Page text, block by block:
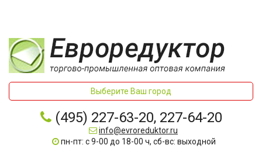
Выберите Ваш город
(495) 227-63-20, 227-64-20
info@evroreduktor.ru
пн-пт: с 9-00 до 18-00 ч, сб-вс: выходной